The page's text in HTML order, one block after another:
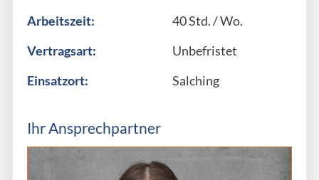
Arbeitszeit:
40 Std. / Wo.
Vertragsart:
Unbefristet
Einsatzort:
Salching
Ihr Ansprechpartner